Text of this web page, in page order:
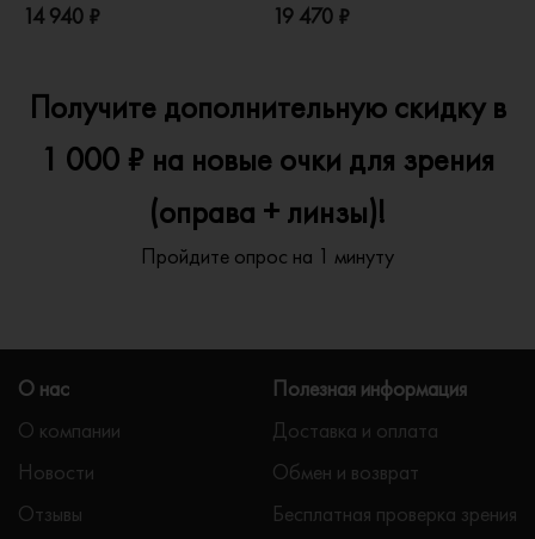
14 940 ₽ 19 470 ₽
Получите дополнительную скидку в
1 000 ₽ на новые очки для зрения
(оправа + линзы)!
Пройдите опрос на 1 минуту
О нас
О компании
Новости
Отзывы
Полезная информация
Доставка и оплата
Обмен и возврат
Бесплатная проверка зрения